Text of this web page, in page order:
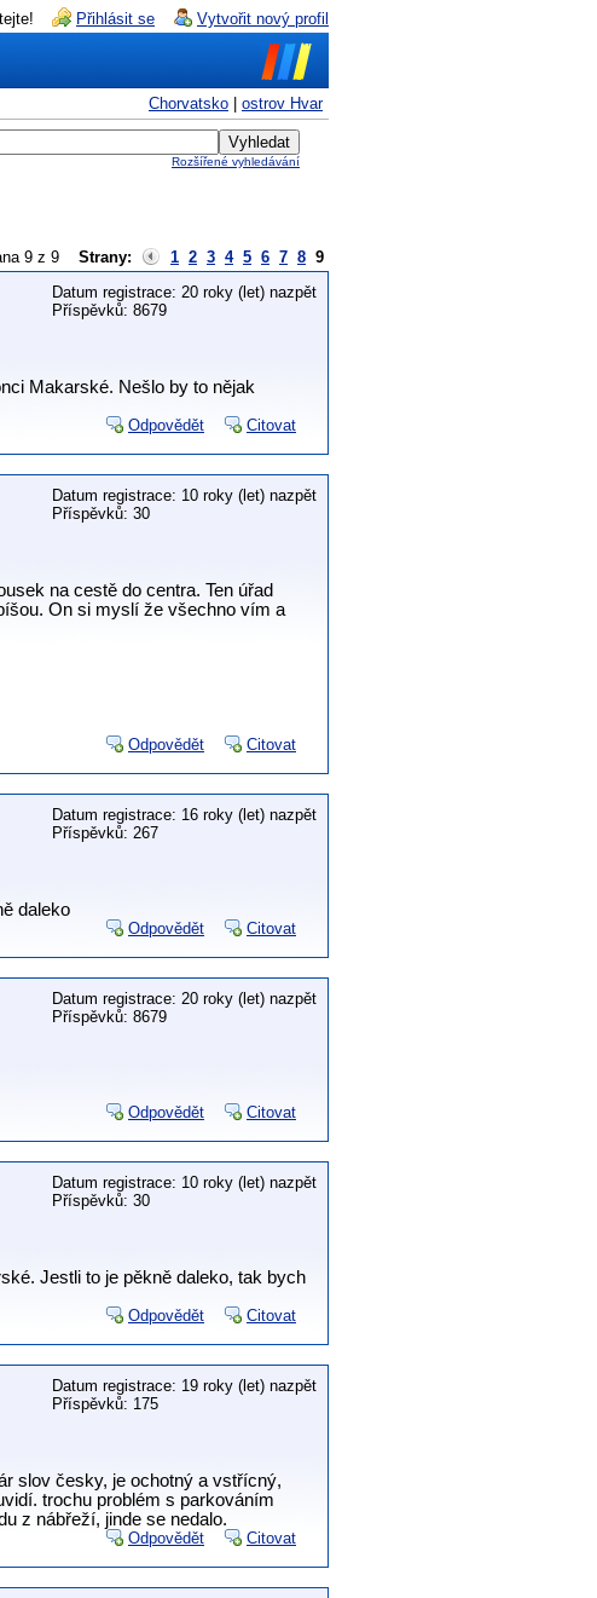
Přihlásit se Vytvořit nový profil
Chorvatsko ostrov Hvar
Rozšířené vyhledávání
9 z 9 Strany: 1 2 3 4 5 6 7 8 9
Datum registrace: 20 roky (let) nazpět
Příspěvků: 8679
Makarské. Nešlo by to nějak
Odpovědět Citovat
Datum registrace: 10 roky (let) nazpět
Příspěvků: 30
na cestě do centra. Ten úřad
On si myslí že všechno vím a
Odpovědět Citovat
Datum registrace: 16 roky (let) nazpět
Příspěvků: 267
daleko
Odpovědět Citovat
Datum registrace: 20 roky (let) nazpět
Příspěvků: 8679
Odpovědět Citovat
Datum registrace: 10 roky (let) nazpět
Příspěvků: 30
Jestli to je pěkně daleko, tak bych
Odpovědět Citovat
Datum registrace: 19 roky (let) nazpět
Příspěvků: 175
slov česky, je ochotný a vstřícný,
trochu problém s parkováním
z nábřeží, jinde se nedalo.
Odpovědět Citovat